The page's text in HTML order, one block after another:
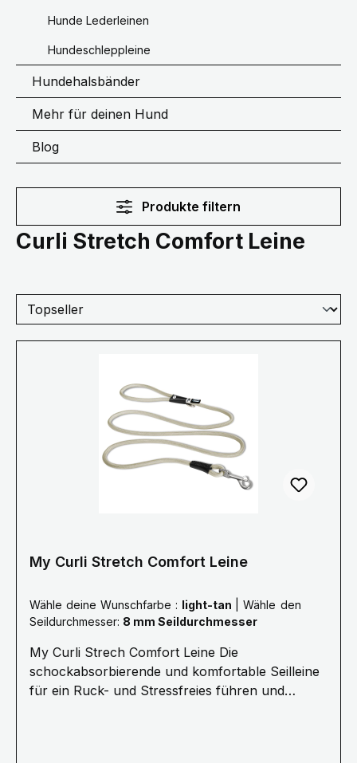
Hunde Lederleinen
Hundeschleppleine
Hundehalsbänder
Mehr für deinen Hund
Blog
Produkte filtern
Curli Stretch Comfort Leine
My Curli Stretch Comfort Leine
Wähle deine Wunschfarbe : light-tan
Seildurchmesser: 8 mm Seildurchmesser
My Curli Strech Comfort Leine Die
schockabsorbierende und komfortable Seilleine
für ein Ruck- und Stressfreies führen und